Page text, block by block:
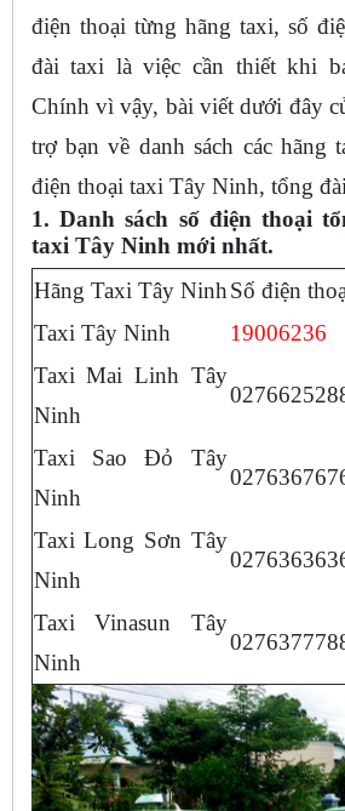
điện thoại từng hãng taxi, số
đài taxi là việc cần thiết khi
Chính vì vậy, bài viết dưới đây
trợ bạn về danh sách các hãng
điện thoại taxi Tây Ninh, tổng
1. Danh sách số điện thoại
taxi Tây Ninh mới nhất.
Hãng Taxi Tây NinhSố điện
Taxi Tây Ninh
19006236
Taxi Mai Linh Tây
Ninh
Taxi Sao Đỏ Tây
Ninh
Taxi Long Sơn Tây
Ninh
Taxi Vinasun Tây
Ninh